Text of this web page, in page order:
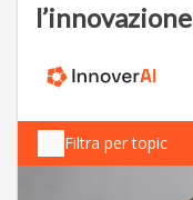
l’innovazione
Filtra per topic